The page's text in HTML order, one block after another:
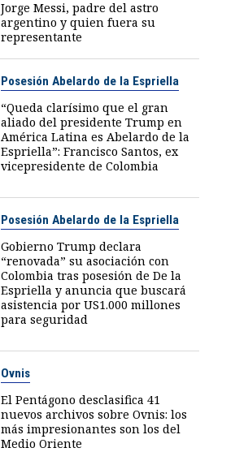
Jorge Messi, padre del astro
argentino y quien fuera su
representante
Posesión Abelardo de la Espriella
“Queda clarísimo que el gran
aliado del presidente Trump en
América Latina es Abelardo de la
Espriella”: Francisco Santos, ex
vicepresidente de Colombia
Posesión Abelardo de la Espriella
Gobierno Trump declara
“renovada” su asociación con
Colombia tras posesión de De la
Espriella y anuncia que buscará
asistencia por US1.000 millones
para seguridad
Ovnis
El Pentágono desclasifica 41
nuevos archivos sobre Ovnis: los
más impresionantes son los del
Medio Oriente